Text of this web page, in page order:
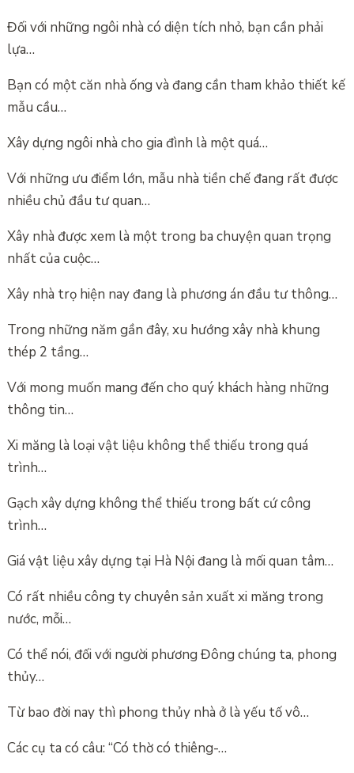
Đối với những ngôi nhà có diện tích nhỏ, bạn cần phải
lựa…
Bạn có một căn nhà ống và đang cần tham khảo thiết kế
mẫu cầu…
Xây dựng ngôi nhà cho gia đình là một quá…
Với những ưu điểm lớn, mẫu nhà tiền chế đang rất được
nhiều chủ đầu tư quan…
Xây nhà được xem là một trong ba chuyện quan trọng
nhất của cuộc…
Xây nhà trọ hiện nay đang là phương án đầu tư thông…
Trong những năm gần đây, xu hướng xây nhà khung
thép 2 tầng…
Với mong muốn mang đến cho quý khách hàng những
thông tin…
Xi măng là loại vật liệu không thể thiếu trong quá
trình…
Gạch xây dựng không thể thiếu trong bất cứ công
trình…
Giá vật liệu xây dựng tại Hà Nội đang là mối quan tâm…
Có rất nhiều công ty chuyên sản xuất xi măng trong
nước, mỗi…
Có thể nói, đối với người phương Đông chúng ta, phong
thủy…
Từ bao đời nay thì phong thủy nhà ở là yếu tố vô…
Các cụ ta có câu: “Có thờ có thiêng-…